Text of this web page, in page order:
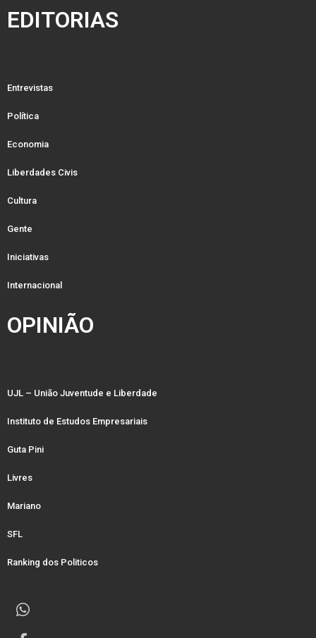
EDITORIAS
Entrevistas
Política
Economia
Liberdades Civis
Cultura
Gente
Iniciativas
Internacional
OPINIÃO
UJL – União Juventude e Liberdade
Instituto de Estudos Empresariais
Guta Pini
Livres
Mariano
SFL
Ranking dos Politicos